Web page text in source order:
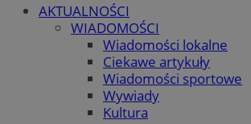
AKTUALNOŚCI
WIADOMOŚCI
Wiadomości lokalne
Ciekawe artykuły
Wiadomości sportowe
Wywiady
Kultura